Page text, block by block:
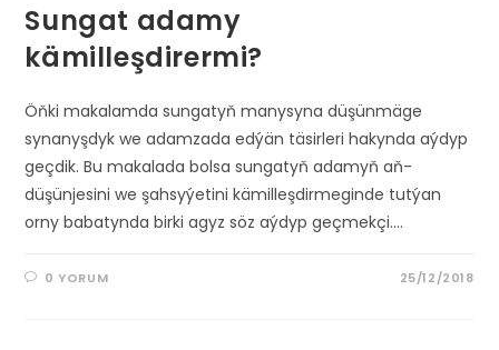
Sungat adamy
kämilleşdirermi?
Öňki makalamda sungatyň manysyna düşünmäge
synanyşdyk we adamzada edýän täsirleri hakynda aýdyp
geçdik. Bu makalada bolsa sungatyň adamyň aň-
düşünjesini we şahsyýetini kämilleşdirmeginde tutýan
orny babatynda birki agyz söz aýdyp geçmekçi.…
0 YORUM 25/12/2018